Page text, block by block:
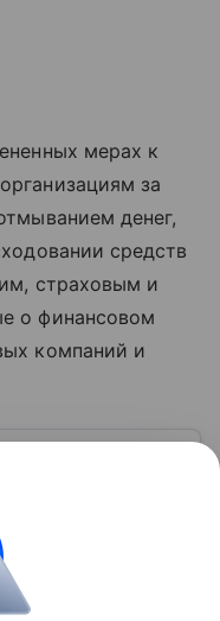
мерах к
за
денег,
средств
страховым и
о финансовом
компаний и
потоками
кредитная